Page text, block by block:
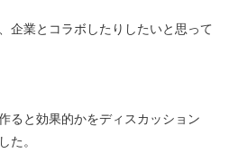
企業とコラボしたりしたいと思って
ると効果的かをディスカッション
た。